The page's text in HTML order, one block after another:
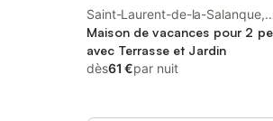
Saint-Laurent-de-la-Salanque,
Région de Perpignan
Maison de vacances pour 2
avec Terrasse et Jardin
dès61 €par nuit